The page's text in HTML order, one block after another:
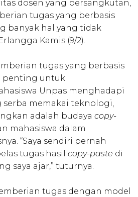
dosen yang bersangkutan,
tugas yang berbasis
banyak hal yang tidak
Kamis (9/2).
tugas yang berbasis
penting untuk
Unpas menghadapi
serba memakai teknologi,
adalah budaya copy-
mahasiswa dalam
“Saya sendiri pernah
tugas hasil copy-paste di
saya ajar,” tuturnya.
tugas dengan model